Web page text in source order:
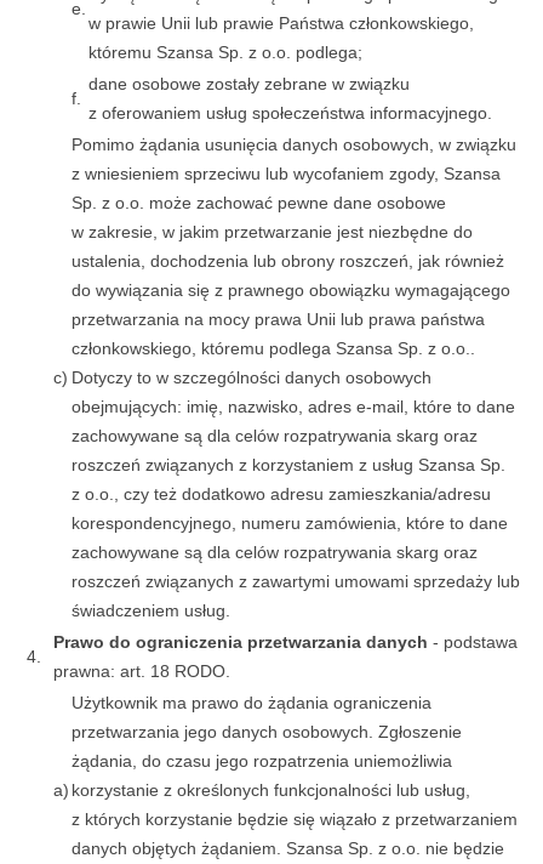
e.
w prawie Unii lub prawie Państwa członkowskiego,
któremu Szansa Sp. z o.o. podlega;
f.
dane osobowe zostały zebrane w związku
z oferowaniem usług społeczeństwa informacyjnego.
c)
Pomimo żądania usunięcia danych osobowych, w związku
z wniesieniem sprzeciwu lub wycofaniem zgody, Szansa
Sp. z o.o. może zachować pewne dane osobowe
w zakresie, w jakim przetwarzanie jest niezbędne do
ustalenia, dochodzenia lub obrony roszczeń, jak również
do wywiązania się z prawnego obowiązku wymagającego
przetwarzania na mocy prawa Unii lub prawa państwa
członkowskiego, któremu podlega Szansa Sp. z o.o..
Dotyczy to w szczególności danych osobowych
obejmujących: imię, nazwisko, adres e-mail, które to dane
zachowywane są dla celów rozpatrywania skarg oraz
roszczeń związanych z korzystaniem z usług Szansa Sp.
z o.o., czy też dodatkowo adresu zamieszkania/adresu
korespondencyjnego, numeru zamówienia, które to dane
zachowywane są dla celów rozpatrywania skarg oraz
roszczeń związanych z zawartymi umowami sprzedaży lub
świadczeniem usług.
4.
Prawo do ograniczenia przetwarzania danych - podstawa
prawna: art. 18 RODO.
a)
Użytkownik ma prawo do żądania ograniczenia
przetwarzania jego danych osobowych. Zgłoszenie
żądania, do czasu jego rozpatrzenia uniemożliwia
korzystanie z określonych funkcjonalności lub usług,
z których korzystanie będzie się wiązało z przetwarzaniem
danych objętych żądaniem. Szansa Sp. z o.o. nie będzie